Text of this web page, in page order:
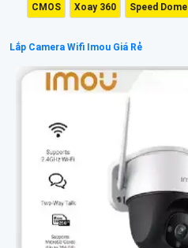
CMOS Xoay 360 Speed Dome
Lắp Camera Wifi Imou Giá Rẻ